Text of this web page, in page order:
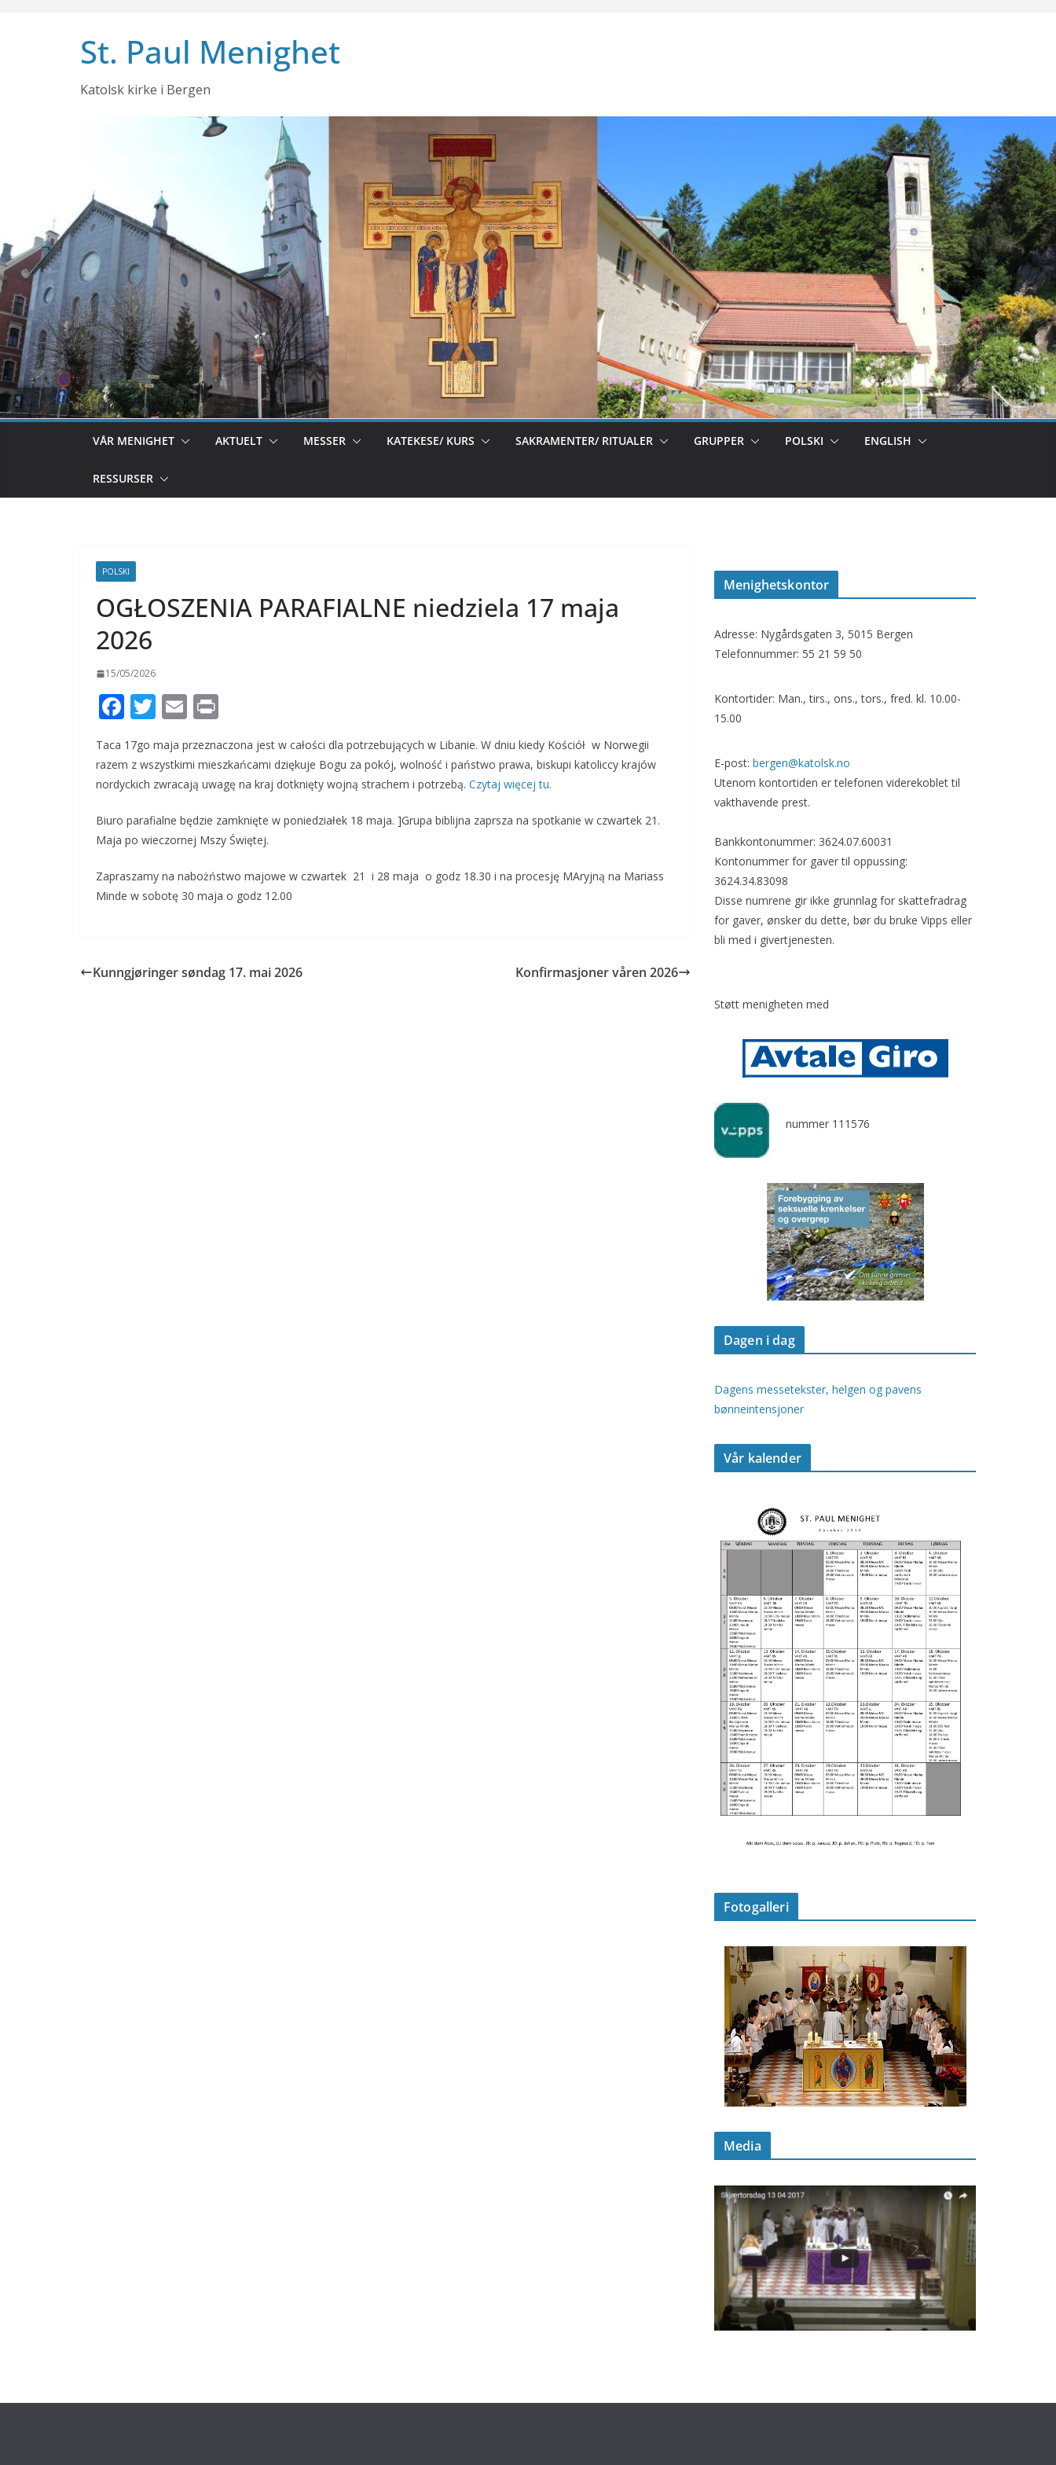
St. Paul Menighet
Katolsk kirke i Bergen
VÅR MENIGHET AKTUELT MESSER KATEKESE/ KURS SAKRAMENTER/ RITUALER GRUPPER POLSKI ENGLISH
RESSURSER
POLSKI
OGŁOSZENIA PARAFIALNE niedziela 17 maja
2026
15/05/2026
F
e
b
o
k
T
itt
er
E
ai
l
t
Taca 17go maja przeznaczona jest w całości dla potrzebujących w Libanie. W dniu kiedy Kościół w Norwegii
razem z wszystkimi mieszkańcami dziękuje Bogu za pokój, wolność i państwo prawa, biskupi katoliccy krajów
nordyckich zwracają uwagę na kraj dotknięty wojną strachem i potrzebą. Czytaj więcej tu.
Biuro parafialne będzie zamknięte w poniedziałek 18 maja. ]Grupa biblijna zaprsza na spotkanie w czwartek 21.
Maja po wieczornej Mszy Świętej.
Zapraszamy na nabożństwo majowe w czwartek 21 i 28 maja o godz 18.30 i na procesję MAryjną na Mariass
Minde w sobotę 30 maja o godz 12.00
Kunngjøringer søndag 17. mai 2026 Konfirmasjoner våren 2026
Menighetskontor
Adresse: Nygårdsgaten 3, 5015 Bergen
Telefonnummer: 55 21 59 50
Kontortider: Man., tirs., ons., tors., fred. kl. 10.00-
15.00
E-post: bergen@katolsk.no
Utenom kontortiden er telefonen viderekoblet til
vakthavende prest.
Bankkontonummer: 3624.07.60031
Kontonummer for gaver til oppussing:
3624.34.83098
Disse numrene gir ikke grunnlag for skattefradrag
for gaver, ønsker du dette, bør du bruke Vipps eller
bli med i givertjenesten.
Støtt menigheten med
nummer 111576
Dagen i dag
Dagens messetekster, helgen og pavens
bønneintensjoner
Vår kalender
Fotogalleri
Media